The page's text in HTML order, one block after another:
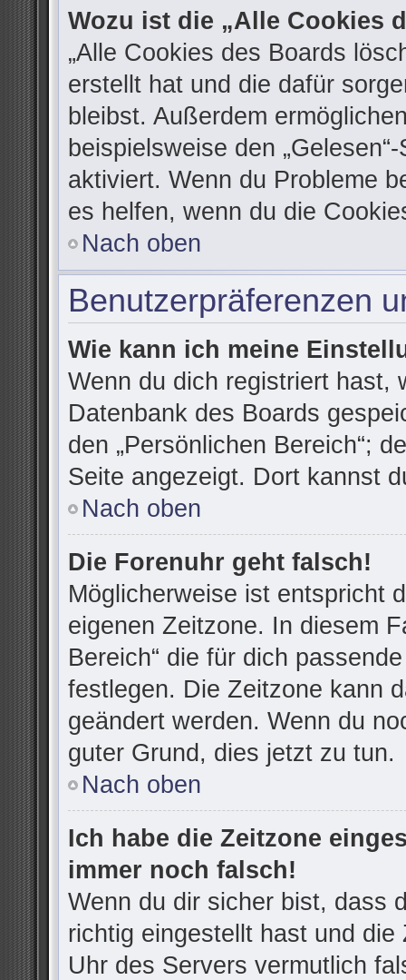
Wozu ist die „Alle Cookies
„Alle Cookies des Boards
erstellt hat und die dafür
bleibst. Außerdem
beispielsweise den
aktiviert. Wenn du Probleme
es helfen, wenn du die
Nach oben
Benutzerpräferenzen
Wie kann ich meine
Wenn du dich registriert hast,
Datenbank des Boards
den „Persönlichen Bereich“;
Seite angezeigt. Dort kannst
Nach oben
Die Forenuhr geht falsch!
Möglicherweise ist entspricht
eigenen Zeitzone. In diesem
Bereich“ die für dich
festlegen. Die Zeitzone kann
geändert werden. Wenn du
guter Grund, dies jetzt zu tun.
Nach oben
Ich habe die Zeitzone
immer noch falsch!
Wenn du dir sicher bist, dass
richtig eingestellt hast und
Uhr des Servers vermutlich